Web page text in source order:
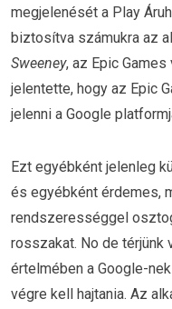
megjelenését a Play
biztosítva számukra az
Sweeney, az Epic
jelentette, hogy az Epic
jelenni a Google
Ezt egyébként jelenleg
és egyébként érdemes,
rendszerességgel
rosszakat. No de térjünk
értelmében a Google-
végre kell hajtania. Az